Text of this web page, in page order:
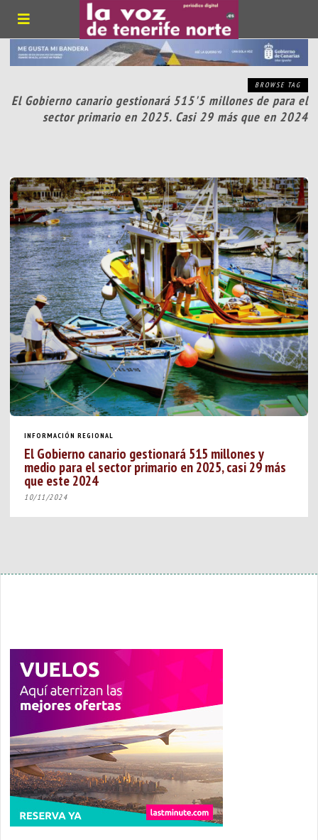
BROWSE TAG
El Gobierno canario gestionará 515'5 millones de para el
sector primario en 2025. Casi 29 más que en 2024
INFORMACIÓN REGIONAL
El Gobierno canario gestionará 515 millones y
medio para el sector primario en 2025, casi 29 más
que este 2024
10/11/2024